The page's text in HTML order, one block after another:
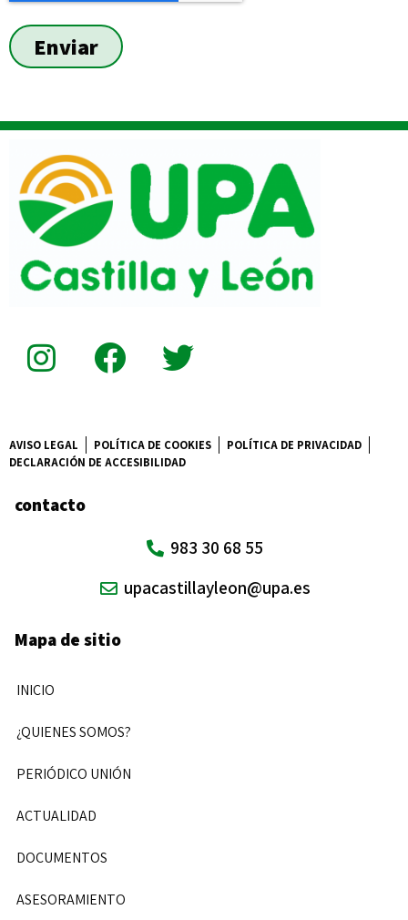
Enviar
AVISO LEGAL POLÍTICA DE COOKIES
POLÍTICA DE PRIVACIDAD
DECLARACIÓN DE ACCESIBILIDAD
contacto
983 30 68 55
upacastillayleon@upa.es
Mapa de sitio
INICIO
¿QUIENES SOMOS?
PERIÓDICO UNIÓN
ACTUALIDAD
DOCUMENTOS
ASESORAMIENTO